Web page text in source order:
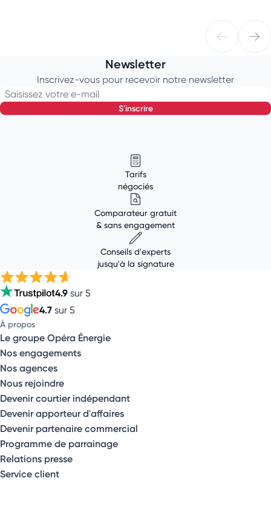
Newsletter
Inscrivez-vous pour recevoir notre newsletter
Saisissez votre e-mail
s'inscrire
Tarifs
négociés
Comparateur gratuit
& sans engagement
Conseils d'experts
jusqu'à la signature
4.9 sur 5
4.7 sur 5
À propos
Le groupe Opéra Énergie
Nos engagements
Nos agences
Nous rejoindre
Devenir courtier indépendant
Devenir apporteur d'affaires
Devenir partenaire commercial
Programme de parrainage
Relations presse
Service client